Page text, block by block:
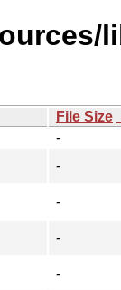
File Size
-
-
-
-
-